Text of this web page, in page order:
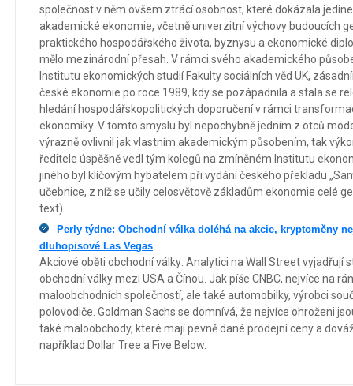
společnost v něm ovšem ztrácí osobnost, které dokázala
akademické ekonomie, včetně univerzitní výchovy budoucích
praktického hospodářského života, byznysu a ekonomické
mělo mezinárodní přesah. V rámci svého akademického
Institutu ekonomických studií Fakulty sociálních věd UK,
české ekonomie po roce 1989, kdy se pozápadnila a stala se
hledání hospodářskopolitických doporučení v rámci
ekonomiky. V tomto smyslu byl nepochybně jedním z otců
výrazně ovlivnil jak vlastním akademickým působením, tak
ředitele úspěšně vedl tým kolegů na zmíněném Institutu
jiného byl klíčovým hybatelem při vydání českého překladu
učebnice, z níž se učily celosvětově základům ekonomie celé
text).
Perly týdne: Obchodní válka doléhá na akcie, kryptoměny
dluhopisové Las Vegas
Akciové oběti obchodní války: Analytici na Wall Street vyjadřují
obchodní války mezi USA a Čínou. Jak píše CNBC, nejvíce na
maloobchodních společností, ale také automobilky, výrobci
polovodiče. Goldman Sachs se domnívá, že nejvíce ohroženi
také maloobchody, které mají pevně dané prodejní ceny a
například Dollar Tree a Five Below.